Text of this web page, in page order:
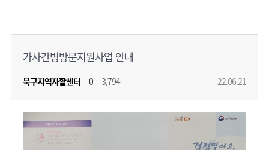
가사간병방문지원사업 안내
북구지역자활센터 0 3,794 22.06.21